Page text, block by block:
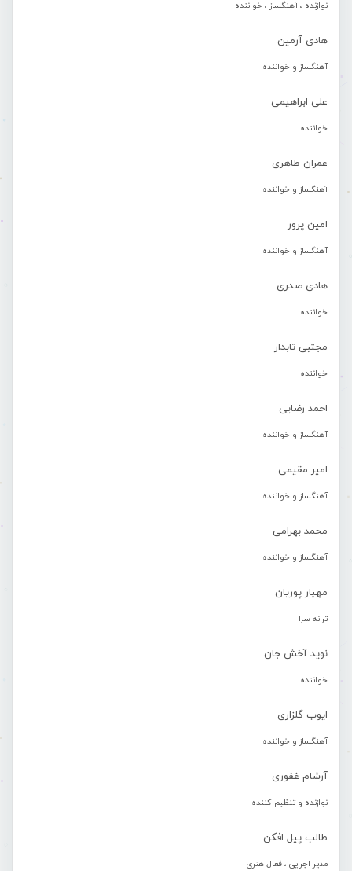
نوازنده ، آهنگساز ، خواننده
هادی آرمین
آهنگساز و خواننده
علی ابراهیمی
خواننده
عمران طاهری
آهنگساز و خواننده
امین پرور
آهنگساز و خواننده
هادی صدری
خواننده
مجتبی تابدار
خواننده
احمد رضایی
آهنگساز و خواننده
امیر مقیمی
آهنگساز و خواننده
محمد بهرامی
آهنگساز و خواننده
مهیار پوریان
ترانه سرا
نوید آخش جان
خواننده
ایوب گلزاری
آهنگساز و خواننده
آرشام غفوری
نوازنده و تنظیم کننده
طالب پیل افکن
مدیر اجرایی ، فعال هنری